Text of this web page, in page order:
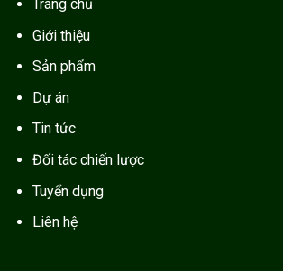
Trang chủ
Giới thiệu
Sản phẩm
Dự án
Tin tức
Đối tác chiến lược
Tuyển dụng
Liên hệ